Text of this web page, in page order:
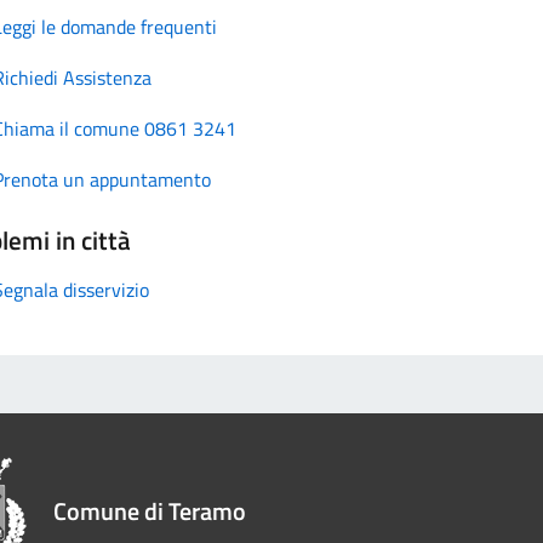
le domande frequenti
Assistenza
il comune 0861 3241
un appuntamento
in città
disservizio
Comune di Teramo